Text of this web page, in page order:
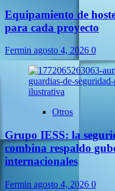
Equipamiento de
para cada proyecto
Fermin agosto 4, 2026 0
Otros
Grupo IESS: la
combina respaldo
internacionales
Fermin agosto 4, 2026 0